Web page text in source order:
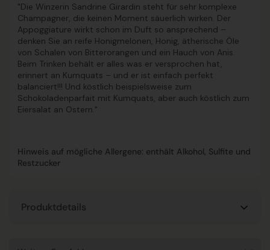
"Die Winzerin Sandrine Girardin steht für sehr komplexe
Champagner, die keinen Moment säuerlich wirken. Der
Appoggiature wirkt schon im Duft so ansprechend –
denken Sie an reife Honigmelonen, Honig, ätherische Öle
von Schalen von Bitterorangen und ein Hauch von Anis.
Beim Trinken behält er alles was er versprochen hat,
erinnert an Kumquats – und er ist einfach perfekt
balanciert!!! Und köstlich beispielsweise zum
Schokoladenparfait mit Kumquats, aber auch köstlich zum
Eiersalat an Ostern."
Hinweis auf mögliche Allergene: enthält Alkohol, Sulfite und
Restzucker
Produktdetails